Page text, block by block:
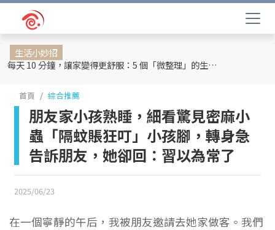
生活小妙招
每天 10 分鐘，讓家變得更舒服：5 個「微整理」的生活提案
首頁 綜合推薦
朋友家小孩熟睡，細看驚見密麻小
蟲「隔蚊賬狂叮」小孩腳，轉身急
告訴朋友，她卻回：習以為常了
2025/06/23
在一個寧靜的午后，我被朋友邀請去她家做客。我們